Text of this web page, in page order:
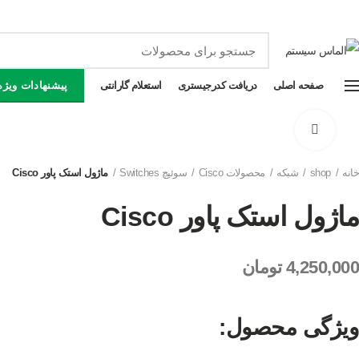
صفحه اصلی دریافت کدرجیستری استعلام گارانتی پیشنهادات
خانه shop شبکه محصولات Cisco سوئیچ Switches ماژول استک پاور Cisco
ماژول استک پاور Cisco
4,250,000 تومان
ویژگی محصول: